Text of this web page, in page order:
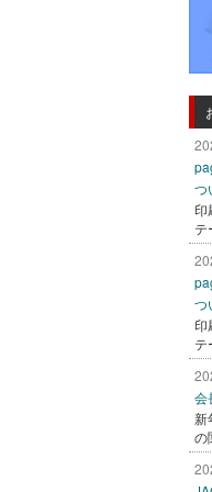
つ
印
テ
つ
印
テ
会
新
の